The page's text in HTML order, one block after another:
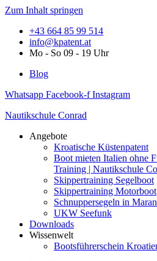
Zum Inhalt springen
+43 664 85 99 514
info@kpatent.at
Mo - So 09 - 19 Uhr
Blog
Whatsapp Facebook-f Instagram
Nautikschule Conrad
Angebote
Kroatische Küstenpatent
Boot mieten Italien ohne
Training | Nautikschule
Skippertraining Segelboot
Skippertraining Motorboot
Schnuppersegeln in
UKW Seefunk
Downloads
Wissenwelt
Bootsführerschein